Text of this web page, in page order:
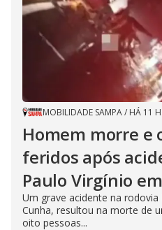
MOBILIDADE SAMPA/ HÁ 11
Homem morre e
feridos após
Paulo Virgínio
Um grave acidente na rodovia
Cunha, resultou na morte de
oito pessoas...